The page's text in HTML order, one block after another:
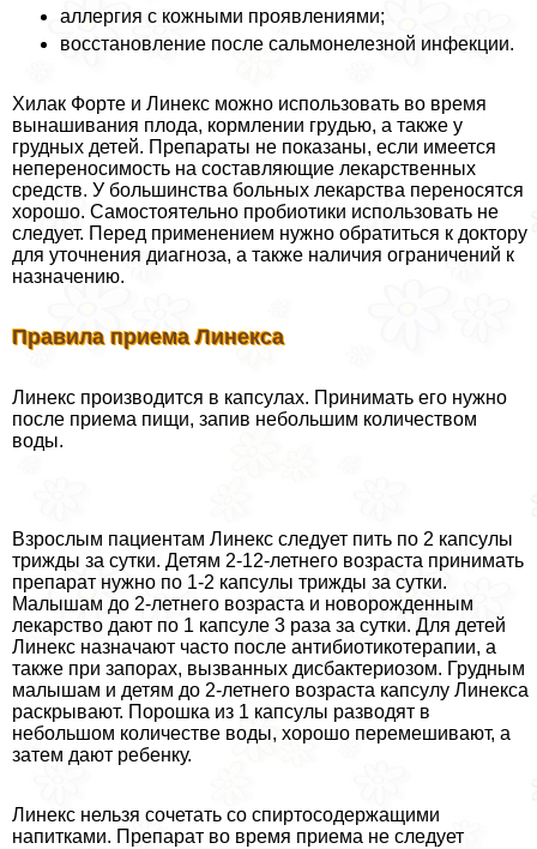
аллергия с кожными проявлениями;
восстановление после сальмонелезной инфекции.
Хилак Форте и Линекс можно использовать во время
вынашивания плода, кормлении гpyдью, а также у
грудных детей. Препараты не показаны, если имеется
непереносимость на составляющие лекарственных
средств. У большинства больных лекарства переносятся
хорошо. Самостоятельно пробиотики использовать не
следует. Перед применением нужно обратиться к доктору
для уточнения диагноза, а также наличия ограничений к
назначению.
Правила приема Линекса
Линекс производится в капсулах. Принимать его нужно
после приема пищи, запив небольшим количеством
воды.
Взрослым пациентам Линекс следует пить по 2 капсулы
трижды за сутки. Детям 2-12-летнего возраста принимать
препарат нужно по 1-2 капсулы трижды за сутки.
Малышам до 2-летнего возраста и новорожденным
лекарство дают по 1 капсуле 3 раза за сутки. Для детей
Линекс назначают часто после антибиотикотерапии, а
также при запорах, вызванных дисбактериозом. Грудным
малышам и детям до 2-летнего возраста капсулу Линекса
раскрывают. Порошка из 1 капсулы разводят в
небольшом количестве воды, хорошо перемешивают, а
затем дают ребенку.
Линекс нельзя сочетать со спиртосодержащими
напитками. Препарат во время приема не следует